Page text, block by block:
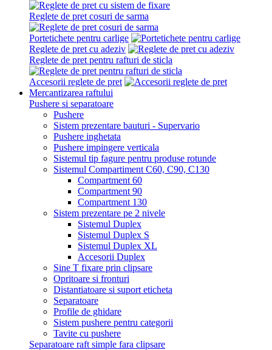
Reglete de pret cosuri de sarma
Portetichete pentru carlige
Reglete de pret cu adeziv
Reglete de pret pentru rafturi de sticla
Accesorii reglete de pret
Mercantizarea raftului
Pushere si separatoare
Pushere
Sistem prezentare bauturi - Supervario
Pushere inghetata
Pushere impingere verticala
Sistemul tip fagure pentru produse rotunde
Sistemul Compartiment C60, C90, C130
Compartment 60
Compartment 90
Compartment 130
Sistem prezentare pe 2 nivele
Sistemul Duplex
Sistemul Duplex S
Sistemul Duplex XL
Accesorii Duplex
Sine T fixare prin clipsare
Opritoare si fronturi
Distantiatoare si suport eticheta
Separatoare
Profile de ghidare
Sistem pushere pentru categorii
Tavite cu pushere
Separatoare raft simple fara clipsare